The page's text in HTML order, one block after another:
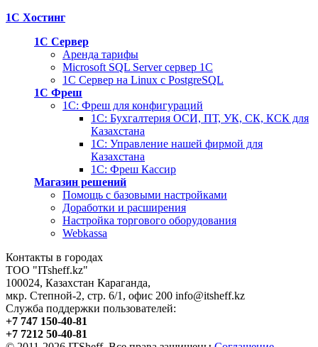
1С Хостинг
1С Сервер
Аренда тарифы
Microsoft SQL Server сервер 1С
1С Сервер на Linux c PostgreSQL
1С Фреш
1С: Фреш для конфигураций
1С: Бухгалтерия ОСИ, ПТ, УК, СК, КСК для
Казахстана
1С: Управление нашей фирмой для
Казахстана
1С: Фреш Кассир
Магазин решений
Помощь с базовыми настройками
Доработки и расширения
Настройка торгового оборудования
Webkassa
Контакты в городах
ТОО "ITsheff.kz"
100024, Казахстан Караганда,
мкр. Степной-2, стр. 6/1, офис 200 info@itsheff.kz
Служба поддержки пользователей:
+7 747 150-40-81
+7 7212 50-40-81